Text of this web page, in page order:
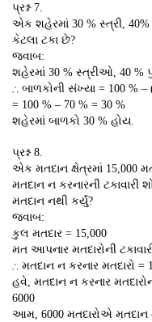
પ્રશ્ન 7.
એક શહેરમાં 30 % સ્ત્રી,
કેટલા ટકા છે?
જવાબ:
શહેરમાં 30 % સ્ત્રીઓ, 40 %
∴ બાળકોની સંખ્યા = 100 % –
= 100 % – 70 % = 30 %
શહેરમાં બાળકો 30 % હોય.
પ્રશ્ન 8.
એક મતદાન ક્ષેત્રમાં 15,000
મતદાન ન કરનારની ટકાવારી
મતદાન નથી કર્યું?
જવાબ:
કુલ મતદાર = 15,000
મત આપનાર મતદારોની
∴ મતદાન ન કરનાર મતદારો =
હવે, મતદાન ન કરનાર
6000
આમ, 6000 મતદારોએ મતદાન